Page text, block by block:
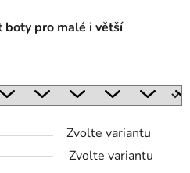
pro malé i větší
Zvolte variantu
Zvolte variantu